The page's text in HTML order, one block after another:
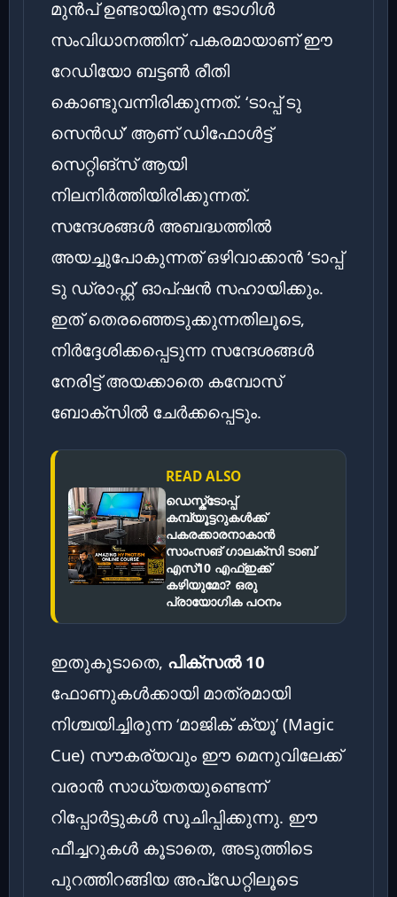
മുൻപ് ഉണ്ടായിരുന്ന ടോഗിൾ
സംവിധാനത്തിന് പകരമായാണ് ഈ
റേഡിയോ ബട്ടൺ രീതി
കൊണ്ടുവന്നിരിക്കുന്നത്. ‘ടാപ്പ് ടു
സെൻഡ്’ ആണ് ഡിഫോൾട്ട്
സെറ്റിങ്‌സ് ആയി
നിലനിർത്തിയിരിക്കുന്നത്.
സന്ദേശങ്ങൾ അബദ്ധത്തിൽ
അയച്ചുപോകുന്നത് ഒഴിവാക്കാൻ ‘ടാപ്പ്
ടു ഡ്രാഫ്റ്റ്’ ഓപ്ഷൻ സഹായിക്കും.
ഇത് തെരഞ്ഞെടുക്കുന്നതിലൂടെ,
നിർദ്ദേശിക്കപ്പെടുന്ന സന്ദേശങ്ങൾ
നേരിട്ട് അയക്കാതെ കമ്പോസ്
ബോക്സിൽ ചേർക്കപ്പെടും.
READ ALSO
ഡെസ്ക്ടോപ്പ്
കമ്പ്യൂട്ടറുകൾക്ക്
പകരക്കാരനാകാൻ
സാംസങ് ഗാലക്‌സി ടാബ്
എസ്10 എഫ്ഇക്ക്
കഴിയുമോ? ഒരു
പ്രായോഗിക പഠനം
ഇതുകൂടാതെ, പിക്സൽ 10
ഫോണുകൾക്കായി മാത്രമായി
നിശ്ചയിച്ചിരുന്ന ‘മാജിക് ക്യൂ’ (Magic
Cue) സൗകര്യവും ഈ മെനുവിലേക്ക്
വരാൻ സാധ്യതയുണ്ടെന്ന്
റിപ്പോർട്ടുകൾ സൂചിപ്പിക്കുന്നു. ഈ
ഫീച്ചറുകൾ കൂടാതെ, അടുത്തിടെ
പുറത്തിറങ്ങിയ അപ്‌ഡേറ്റിലൂടെ